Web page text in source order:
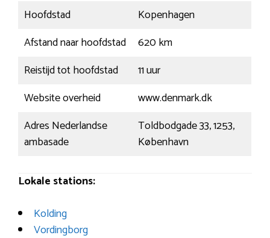
Hoofdstad
Kopenhagen
Afstand naar hoofdstad
620 km
Reistijd tot hoofdstad
11 uur
Website overheid
www.denmark.dk
Adres Nederlandse
ambasade
Toldbodgade 33, 1253,
København
Lokale stations:
Kolding
Vordingborg